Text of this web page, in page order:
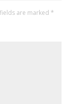
are marked *